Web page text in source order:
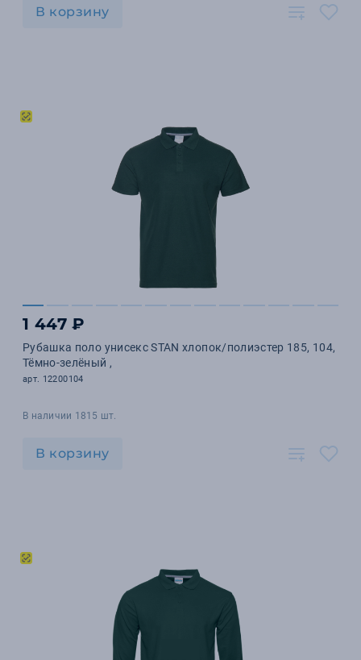
В корзину
1 447 ₽
Рубашка поло унисекс STAN хлопок/полиэстер 185, 104,
Тёмно-зелёный ,
арт. 12200104
В наличии 1815 шт.
В корзину